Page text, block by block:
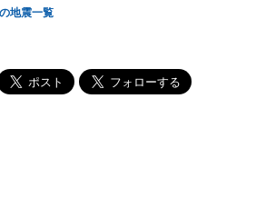
地震一覧